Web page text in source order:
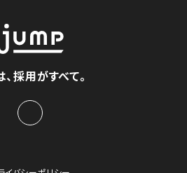
採用がすべて。